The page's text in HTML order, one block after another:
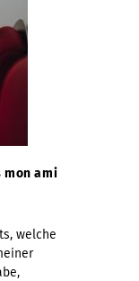
mon ami
welche